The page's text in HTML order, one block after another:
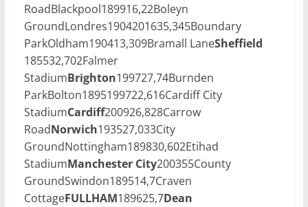
RoadBlackpool189916,22Boleyn
GroundLondres1904201635,345Boundary
ParkOldham190413,309Bramall LaneSheffield
185532,702Falmer
StadiumBrighton199727,74Burnden
ParkBolton1895199722,616Cardiff City
StadiumCardiff200926,828Carrow
RoadNorwich193527,033City
GroundNottingham189830,602Etihad
StadiumManchester City200355County
GroundSwindon189514,7Craven
CottageFULLHAM189625,7Dean